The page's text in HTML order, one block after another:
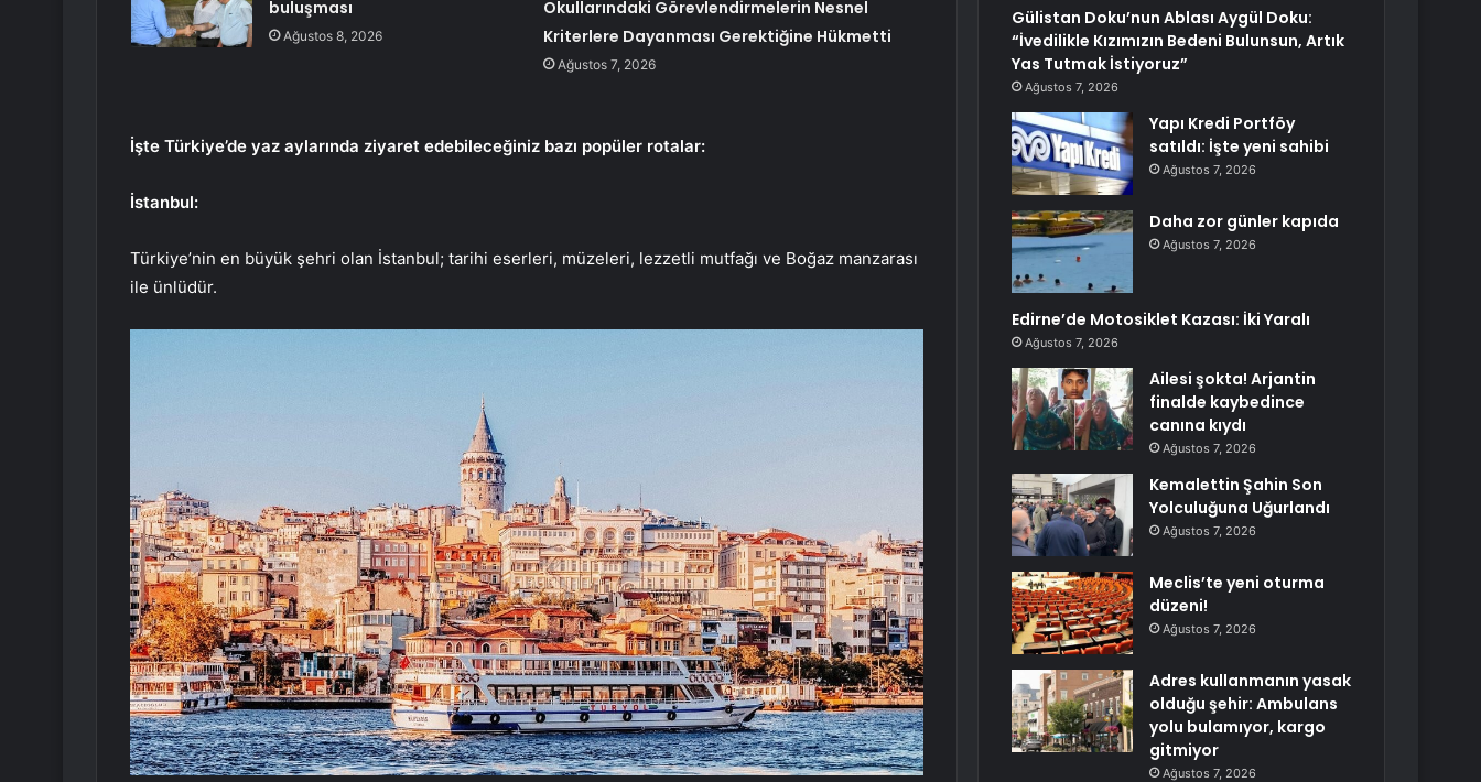
buluşması
Ağustos 8, 2026
Okullarındaki Görevlendirmelerin Nesnel
Kriterlere Dayanması Gerektiğine Hükmetti
Ağustos 7, 2026
İşte Türkiye’de yaz aylarında ziyaret edebileceğiniz bazı popüler rotalar:
İstanbul:
Türkiye’nin en büyük şehri olan İstanbul; tarihi eserleri, müzeleri, lezzetli mutfağı ve Boğaz manzarası
ile ünlüdür.
Gülistan Doku’nun Ablası Aygül Doku:
“İvedilikle Kızımızın Bedeni Bulunsun, Artık
Yas Tutmak İstiyoruz”
Ağustos 7, 2026
Yapı Kredi Portföy
satıldı: İşte yeni sahibi
Ağustos 7, 2026
Daha zor günler kapıda
Ağustos 7, 2026
Edirne’de Motosiklet Kazası: İki Yaralı
Ağustos 7, 2026
Ailesi şokta! Arjantin
finalde kaybedince
canına kıydı
Ağustos 7, 2026
Kemalettin Şahin Son
Yolculuğuna Uğurlandı
Ağustos 7, 2026
Meclis’te yeni oturma
düzeni!
Ağustos 7, 2026
Adres kullanmanın yasak
olduğu şehir: Ambulans
yolu bulamıyor, kargo
gitmiyor
Ağustos 7, 2026